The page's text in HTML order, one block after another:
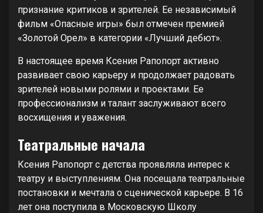
признание критиков и зрителей. Ее независимый
фильм «Опасные игры» был отмечен премией
«Золотой Орел» в категории «Лучший дебют».
В настоящее время Ксения Рапопорт активно
развивает свою карьеру и продолжает радовать
зрителей новыми ролями и проектами. Ее
профессионализм и талант заслуживают всего
восхищения и уважения.
Театральные начала
Ксения Рапопорт с детства проявляла интерес к
театру и выступлениям. Она посещала театральные
постановки и мечтала о сценической карьере. В 16
лет она поступила в Московскую Школу